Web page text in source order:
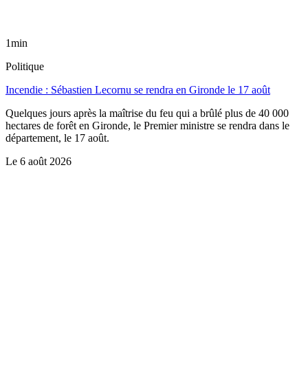
1min
Politique
Incendie : Sébastien Lecornu se rendra en Gironde le 17 août
Quelques jours après la maîtrise du feu qui a brûlé plus de 40 000
hectares de forêt en Gironde, le Premier ministre se rendra dans le
département, le 17 août.
Le 6 août 2026